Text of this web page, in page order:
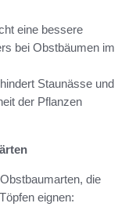
eine bessere
bei Obstbäumen im
Staunässe und
der Pflanzen
die
eignen: